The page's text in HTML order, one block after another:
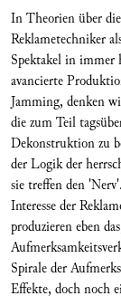
In Theorien über
Reklametechniker
Spektakel in immer
avancierte
Jamming, denken
die zum Teil
Dekonstruktion zu
der Logik der
sie treffen den
Interesse der
produzieren eben
Spirale der
Effekte, doch noch